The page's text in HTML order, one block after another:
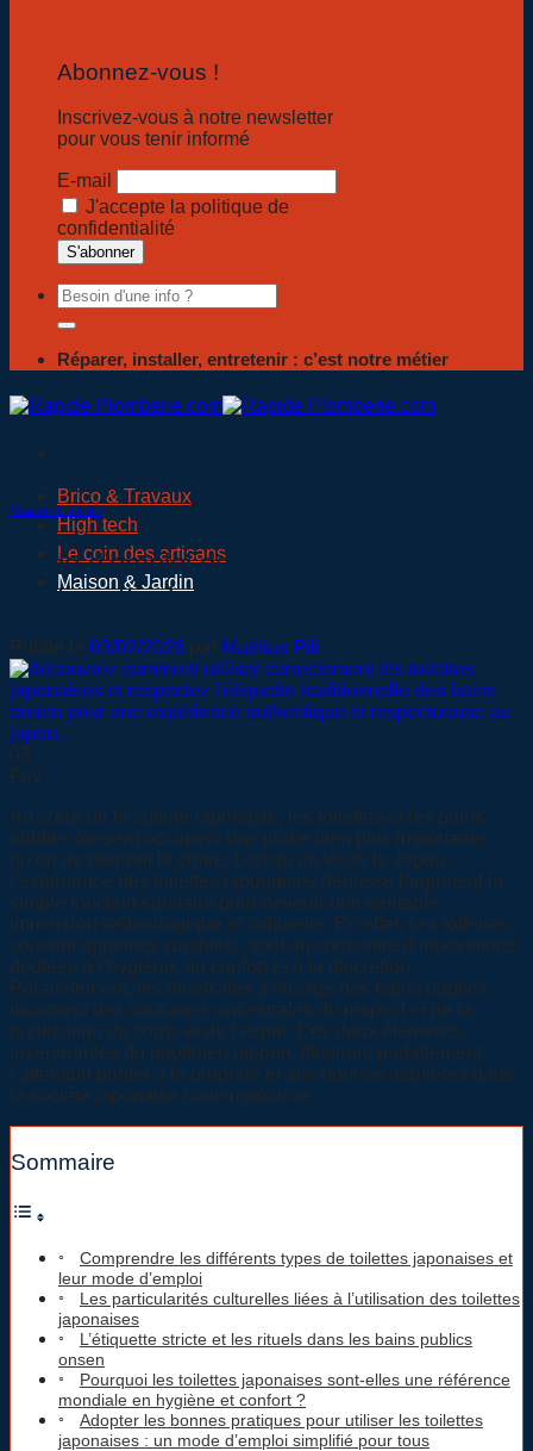
Abonnez-vous !
Inscrivez-vous à notre newsletter
pour vous tenir informé
E-mail
J'accepte la politique de
confidentialité
Réparer, installer, entretenir : c’est notre métier
Brico & Travaux
High tech
Le coin des artisans
Maison & Jardin
Maison & Jardin
Mode d’emploi des toilettes japonaises
et étiquette des bains (onsen)
Publié le 03/02/2026 par Mathias Pili
03
Fév
Au cœur de la culture japonaise, les toilettes et les bains
publics (onsen) occupent une place bien plus importante
qu’on ne pourrait le croire. Lorsqu’on visite le Japon,
l’expérience des toilettes japonaises dépasse largement la
simple fonction sanitaire pour devenir une véritable
immersion technologique et culturelle. En effet, ces toilettes,
souvent appelées washlets, sont un concentré d’innovations
dédiées à l’hygiène, au confort et à la discrétion.
Parallèlement, les rituels liés à l’usage des bains publics
incarnent des coutumes ancestrales du respect et de la
purification du corps et de l’esprit. Ces deux éléments,
inséparables du quotidien nippon, illustrent parfaitement
l’attention portée à la propreté et aux bonnes manières dans
la société japonaise contemporaine.
Sommaire
Comprendre les différents types de toilettes japonaises et
leur mode d’emploi
Les particularités culturelles liées à l’utilisation des toilettes
japonaises
L’étiquette stricte et les rituels dans les bains publics
onsen
Pourquoi les toilettes japonaises sont-elles une référence
mondiale en hygiène et confort ?
Adopter les bonnes pratiques pour utiliser les toilettes
japonaises : un mode d’emploi simplifié pour tous